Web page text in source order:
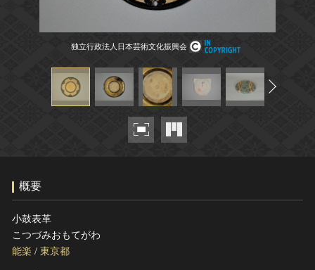
全国の美術館・博物館
無形文化遺産
今月のみどころ
お知らせ一覧
ヘルプ
このサイトについて
関連サイトリンク
サイトマップ
サイトのご意見はこちら
文化遺産データベース
国指定文化財等データベース
独立行政法人日本芸術文化振興会
独立行政法人日本芸術文化振興会
概要
小鼓表革
こつづみおもてがわ
能楽 / 東京都